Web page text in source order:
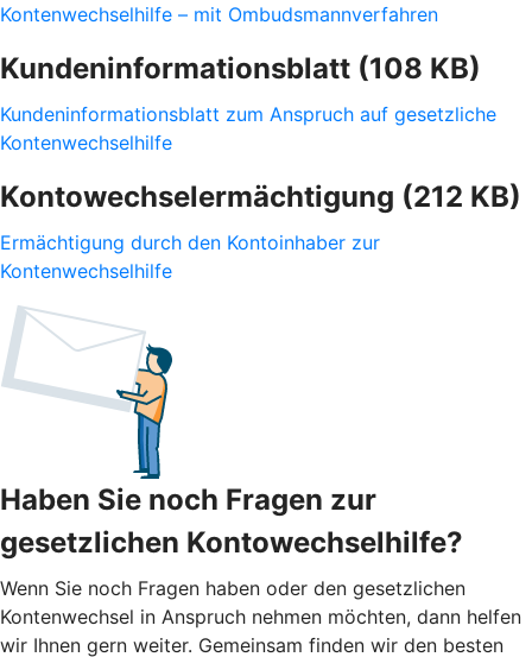
Kontenwechselhilfe – mit Ombudsmannverfahren
Kundeninformationsblatt (108 KB)
Kundeninformationsblatt zum Anspruch auf gesetzliche
Kontenwechselhilfe
Kontowechselermächtigung (212 KB)
Ermächtigung durch den Kontoinhaber zur
Kontenwechselhilfe
Haben Sie noch Fragen zur
gesetzlichen Kontowechselhilfe?
Wenn Sie noch Fragen haben oder den gesetzlichen
Kontenwechsel in Anspruch nehmen möchten, dann helfen
wir Ihnen gern weiter. Gemeinsam finden wir den besten